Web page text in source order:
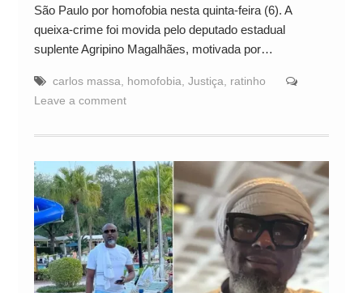
São Paulo por homofobia nesta quinta-feira (6). A
queixa-crime foi movida pelo deputado estadual
suplente Agripino Magalhães, motivada por…
carlos massa homofobia Justiça
ratinho
Leave a comment